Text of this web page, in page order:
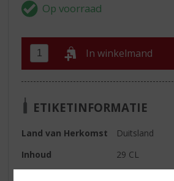
In winkelmand
ETIKETINFORMATIE
Land van Herkomst
Duitsland
Inhoud
29 CL